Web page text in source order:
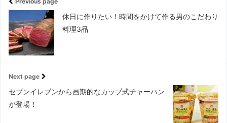
休日に作りたい！時間をかけて作る男のこだわり
料理3品
Next page
セブンイレブンから画期的なカップ式チャーハン
が登場！